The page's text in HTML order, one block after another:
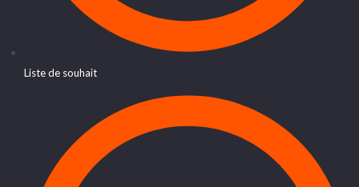
Liste de souhait